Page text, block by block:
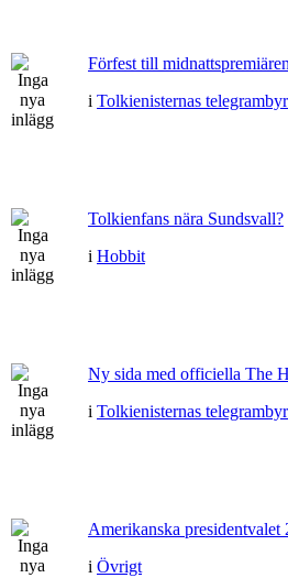
Förfest till
i Tolkienisternas
Tolkienfans nära Sundsvall?
i Hobbit
Ny sida med officiella The
i Tolkienisternas
Amerikanska presidentvalet
i Övrigt